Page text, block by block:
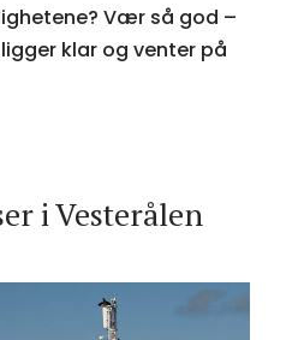
Vær så god –
klar og venter på
i Vesterålen